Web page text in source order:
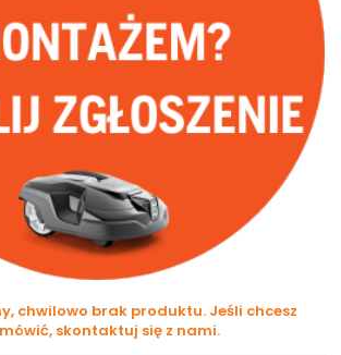
chwilowo brak produktu. Jeśli chcesz
skontaktuj się z nami.